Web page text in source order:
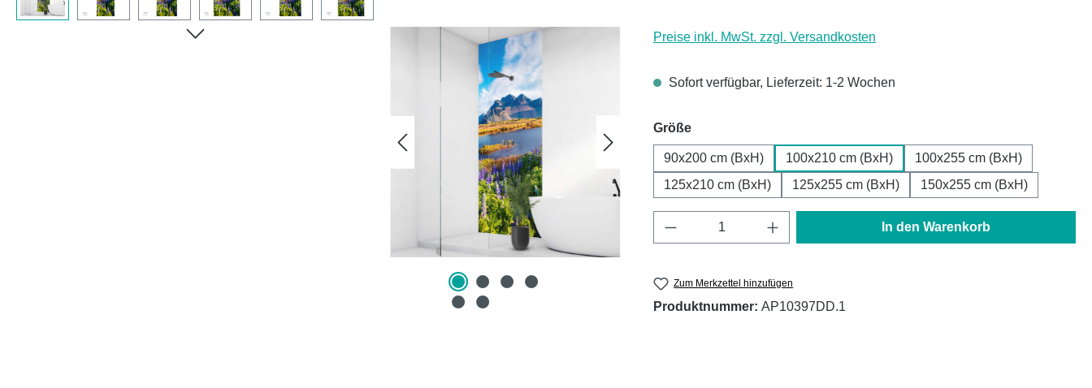
Preise inkl. MwSt. zzgl. Versandkosten
Sofort verfügbar, Lieferzeit: 1-2 Wochen
Größeauswählen
90x200 cm (BxH) 100x210 cm (BxH)
100x255 cm (BxH)
125x210 cm (BxH)
125x255 cm (BxH) 150x255 cm (BxH)
Produkt Anzahl: Gib den gewünschten Wert ein
In den Warenkorb
Zum Merkzettel hinzufügen
Produktnummer: AP10397DD.1